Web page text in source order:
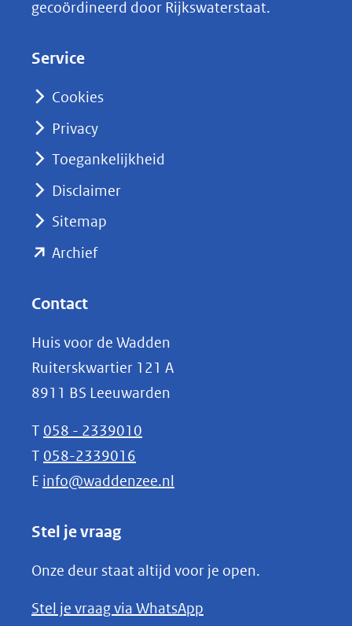
e
nieuw
naar
gecoördineerd door Rijkswaterstaat.
Service
Cookies
Privacy
Toegankelijkheid
Disclaimer
Sitemap
Archief(opent
(verwijst
naar
een
andere
website)
Contact
Huis voor de Wadden
Ruiterskwartier 121 A
8911 BS Leeuwarden
T 058 - 2339010
T 058-2339016
E info@waddenzee.nl
Stel je vraag
Onze deur staat altijd voor je open.
Stel je vraag via WhatsApp